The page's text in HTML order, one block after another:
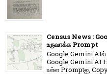
Census News :
உருவாக்க Prompt
Google Gemini
Google Gemini AI
உள்ள Promptஐ, Copy